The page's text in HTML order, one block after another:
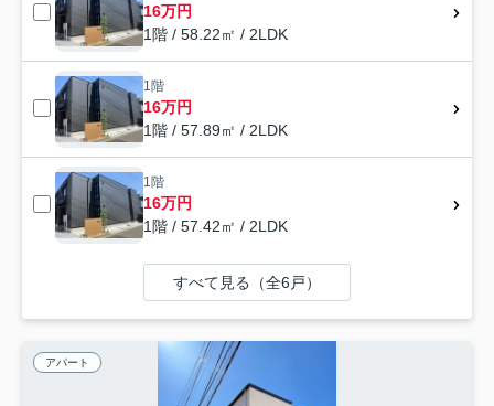
16万円
1階 / 58.22㎡ / 2LDK
1階
16万円
1階 / 57.89㎡ / 2LDK
1階
16万円
1階 / 57.42㎡ / 2LDK
すべて見る（全6戸）
アパート